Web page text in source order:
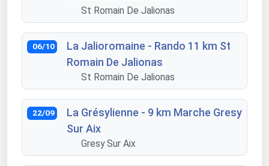
St Romain De Jalionas
06/10
La Jalioromaine - Rando 11 km St
Romain De Jalionas
St Romain De Jalionas
22/09
La Grésylienne - 9 km Marche Gresy
Sur Aix
Gresy Sur Aix